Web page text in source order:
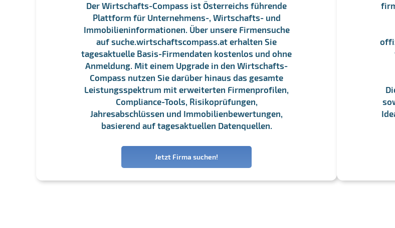
Der Wirtschafts-Compass ist Österreichs führende
Plattform für Unternehmens-, Wirtschafts- und
Immobilieninformationen. Über unsere Firmensuche
auf suche.wirtschaftscompass.at erhalten Sie
tagesaktuelle Basis-Firmendaten kostenlos und ohne
Anmeldung. Mit einem Upgrade in den Wirtschafts-
Compass nutzen Sie darüber hinaus das gesamte
Leistungsspektrum mit erweiterten Firmenprofilen,
Compliance-Tools, Risikoprüfungen,
Jahresabschlüssen und Immobilienbewertungen,
basierend auf tagesaktuellen Datenquellen.
Jetzt Firma suchen!